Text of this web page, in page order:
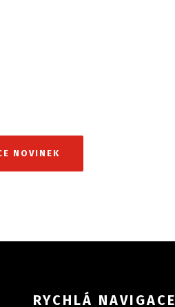
NOVINEK
RYCHLÁ NAVIGACE